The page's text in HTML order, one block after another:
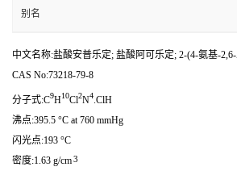
别名
中文名称:盐酸安普乐定; 盐酸阿可乐定; 2-(4-氨基-
CAS No:73218-79-8
分子式:C9H10Cl2N4.ClH
沸点:395.5 °C at 760 mmHg
闪光点:193 °C
密度:1.63 g/cm3